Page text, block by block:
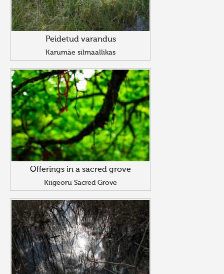
Peidetud varandus
Karumäe silmaallikas
Offerings in a sacred grove
Kiigeoru Sacred Grove